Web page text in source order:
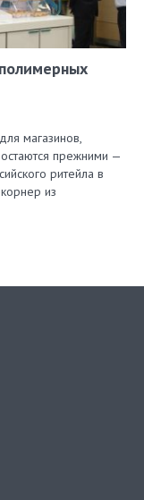
магазинов,
прежними —
ритейла в
из